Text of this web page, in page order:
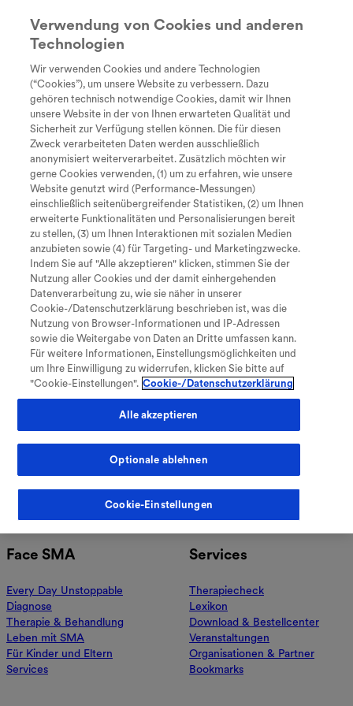
Tastaturkürzel zur Bedienung der
Seite
Zum Inhalt
Zum Hauptmenü
Seite durchsuchen
Nach oben springen
Verzeichnis öffnen
Every Day
Unstoppable
Diagnose
Therapie &
Behandlung
Meine TherapieWarenkorb
Suche
search
Lexikon
Neugeborenen-Screening
Das Neugeborenen-Screening ist eine
Methode, um frühzeitig bestimmte
Erkrankungen erkennen und behandeln zu
können.
SMA ist seit Oktober 2021 Teil des Screenings.
Dafür wird dem Baby am 3. Lebenstag ein
Tropfen Fersenblut entnommen und in einem
Screening-Labor untersucht.
Zurück zum Lexikon
Face SMA entsteht mit und für die SMA Community. Wir
wollen der Krankheit ein Gesicht geben, informieren und
Dich dabei unterstützen, der Krankheit die Stirn zu bieten.
Face SMA
Every Day Unstoppable
Diagnose
Therapie & Behandlung
Leben mit SMA
Für Kinder und Eltern
Services
Services
Therapiecheck
Lexikon
Download & Bestellcenter
Veranstaltungen
Organisationen & Partner
Bookmarks
Verwendung von Cookies und anderen
Technologien
Wir verwenden Cookies und andere Technologien
(“Cookies”), um unsere Website zu verbessern. Dazu
gehören technisch notwendige Cookies, damit wir Ihnen
unsere Website in der von Ihnen erwarteten Qualität und
Sicherheit zur Verfügung stellen können. Die für diesen
Zweck verarbeiteten Daten werden ausschließlich
anonymisiert weiterverarbeitet. Zusätzlich möchten wir
gerne Cookies verwenden, (1) um zu erfahren, wie unsere
Website genutzt wird (Performance-Messungen)
einschließlich seitenübergreifender Statistiken, (2) um Ihnen
erweiterte Funktionalitäten und Personalisierungen bereit
zu stellen, (3) um Ihnen Interaktionen mit sozialen Medien
anzubieten sowie (4) für Targeting- und Marketingzwecke.
Indem Sie auf "Alle akzeptieren" klicken, stimmen Sie der
Nutzung aller Cookies und der damit einhergehenden
Datenverarbeitung zu, wie sie näher in unserer
Cookie-/Datenschutzerklärung beschrieben ist, was die
Nutzung von Browser-Informationen und IP-Adressen
sowie die Weitergabe von Daten an Dritte umfassen kann.
Für weitere Informationen, Einstellungsmöglichkeiten und
um Ihre Einwilligung zu widerrufen, klicken Sie bitte auf
"Cookie-Einstellungen". Cookie-/Datenschutzerklärung
Cookie-Einstellungen
Optionale ablehnen
Alle akzeptieren